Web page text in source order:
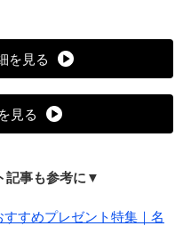
を見る
見る
記事も参考に▼
すすめプレゼント特集｜名